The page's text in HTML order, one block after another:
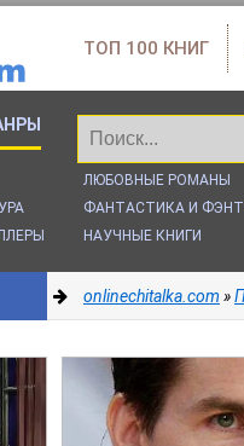
ТОП 100 КНИГ
ЛЮБОВНЫЕ РОМАНЫ
ФАНТАСТИКА И
НАУЧНЫЕ КНИГИ
onlinechitalka.com »